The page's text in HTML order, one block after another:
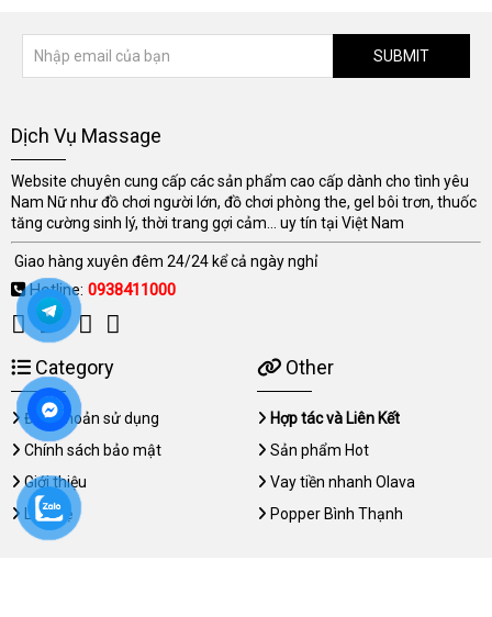
SUBMIT
Dịch Vụ Massage
Website chuyên cung cấp các sản phẩm cao cấp dành cho tình yêu
Nam Nữ như đồ chơi người lớn, đồ chơi phòng the, gel bôi trơn, thuốc
tăng cường sinh lý, thời trang gợi cảm... uy tín tại Việt Nam
Giao hàng xuyên đêm 24/24 kể cả ngày nghỉ
Hotline: 0938411000
Category
Điều khoản sử dụng
Chính sách bảo mật
Giới thiệu
Liên hệ
Other
Hợp tác và Liên Kết
Sản phẩm Hot
Vay tiền nhanh Olava
Popper Bình Thạnh